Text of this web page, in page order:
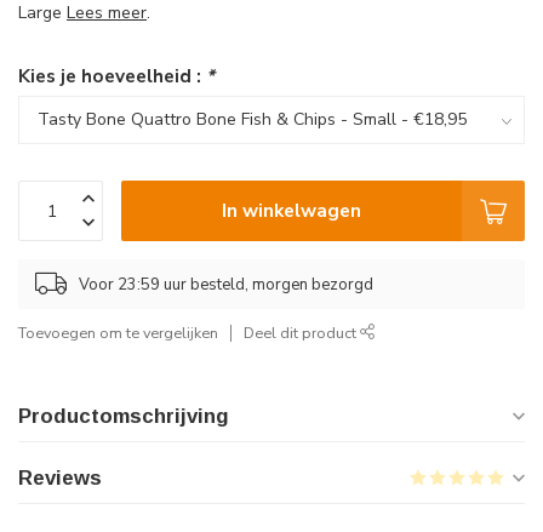
Large Lees meer.
Kies je hoeveelheid : *
In winkelwagen
Voor 23:59 uur besteld, morgen bezorgd
Toevoegen om te vergelijken Deel dit product
Productomschrijving
Reviews